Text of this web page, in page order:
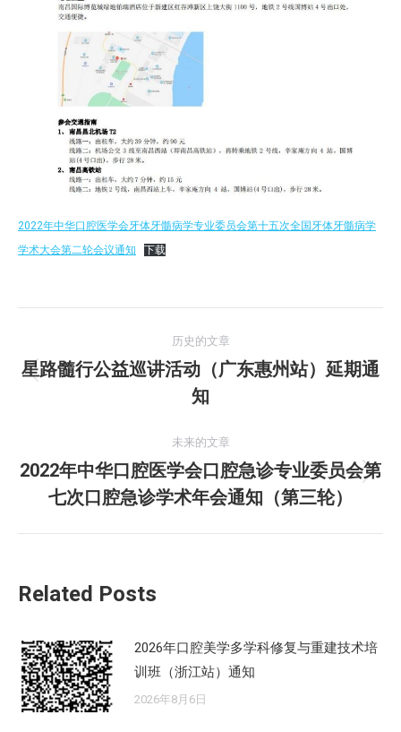
2022年中华口腔医学会牙体牙髓病学专业委员会第十五次全国牙体牙髓病学
学术大会第二轮会议通知
下载
章
历史的文章
历
史
文
章：
星路髓行公益巡讲活动（广东惠州站）延期通
知
未来的文章
未
来
的
2022年中华口腔医学会口腔急诊专业委员会第
七次口腔急诊学术年会通知（第三轮）
Related Posts
2026年口腔美学多学科修复与重建技术培
训班（浙江站）通知
2026年8月6日